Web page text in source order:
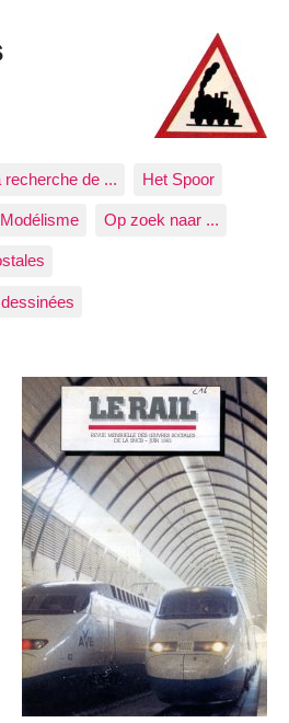
recherche de ... Het Spoor
Op zoek naar ...